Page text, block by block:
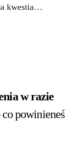
kwestia…
w razie
powinieneś